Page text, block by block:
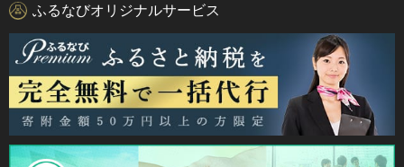
ふるなびオリジナルサービス